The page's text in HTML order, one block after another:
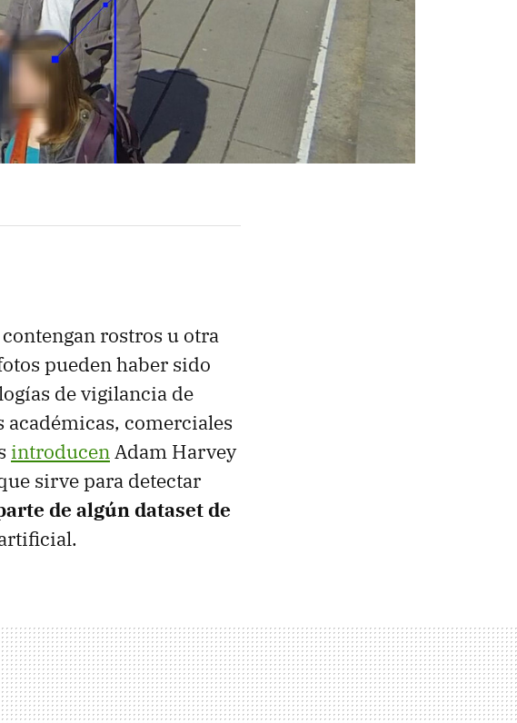
rostros u otra
pueden haber sido
de vigilancia de
comerciales
introducenAdam Harvey
sirve para detectar
de algún dataset de